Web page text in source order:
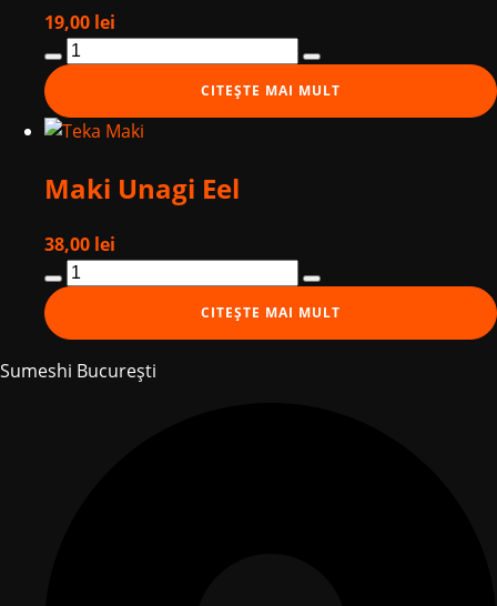
19,00 lei
Cantitate
Maki
Kappa
CITEȘTE MAI MULT
Maki Unagi Eel
38,00 lei
Cantitate
Maki
Unagi
CITEȘTE MAI MULT
Sumeshi București